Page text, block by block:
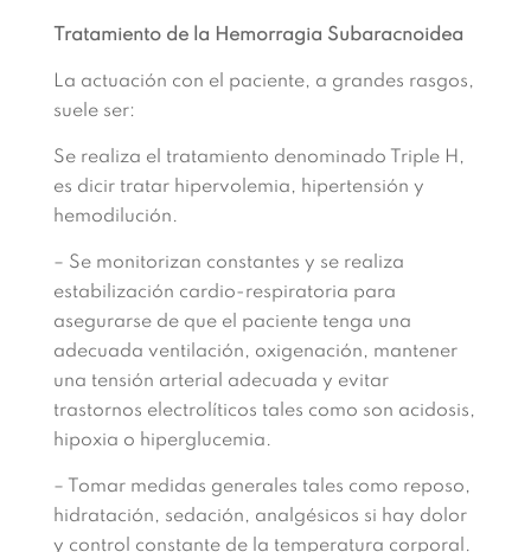
Tratamiento de la Hemorragia Subaracnoidea
La actuación con el paciente, a grandes rasgos,
suele ser:
Se realiza el tratamiento denominado Triple H,
es dicir tratar hipervolemia, hipertensión y
hemodilución.
– Se monitorizan constantes y se realiza
estabilización cardio-respiratoria para
asegurarse de que el paciente tenga una
adecuada ventilación, oxigenación, mantener
una tensión arterial adecuada y evitar
trastornos electrolíticos tales como son acidosis,
hipoxia o hiperglucemia.
– Tomar medidas generales tales como reposo,
hidratación, sedación, analgésicos si hay dolor
y control constante de la temperatura corporal.